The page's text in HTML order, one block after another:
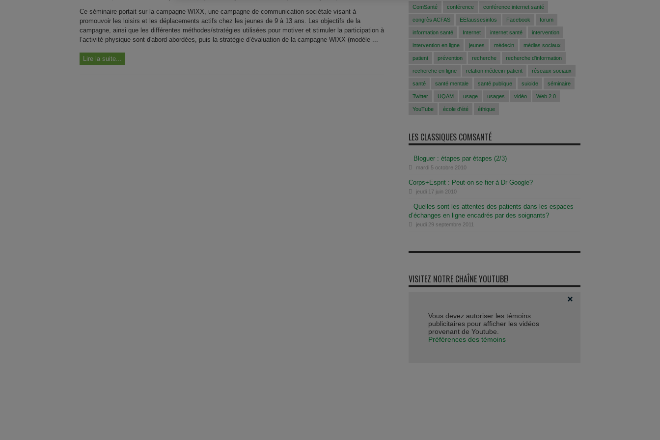
Ce séminaire portait sur la campagne WIXX, une campagne de communication sociétale visant à
promouvoir les loisirs et les déplacements actifs chez les jeunes de 9 à 13 ans. Les objectifs de la
campagne, ainsi que les différentes méthodes/stratégies utilisées pour motiver et stimuler la participation à
l’activité physique sont d'abord abordées, puis la stratégie d’évaluation de la campagne WIXX (modèle ...
Lire la suite...
ComSanté conférence conférence internet santé
congrès ACFAS EEfaussesinfos Facebook forum
information santé Internet internet santé intervention
intervention en ligne jeunes médecin médias sociaux
patient prévention recherche recherche d'information
recherche en ligne relation médecin-patient réseaux sociaux
santé santé mentale santé publique suicide séminaire
Twitter UQAM usage usages vidéo Web 2.0
YouTube école d'été éthique
LES CLASSIQUES COMSANTÉ
Bloguer : étapes par étapes (2/3)
mardi 5 octobre 2010
Corps+Esprit : Peut-on se fier à Dr Google?
jeudi 17 juin 2010
Quelles sont les attentes des patients dans les espaces
d’échanges en ligne encadrés par des soignants?
jeudi 29 septembre 2011
VISITEZ NOTRE CHAÎNE YOUTUBE!
Vous devez autoriser les témoins
publicitaires pour afficher les vidéos
provenant de Youtube.
Préférences des témoins